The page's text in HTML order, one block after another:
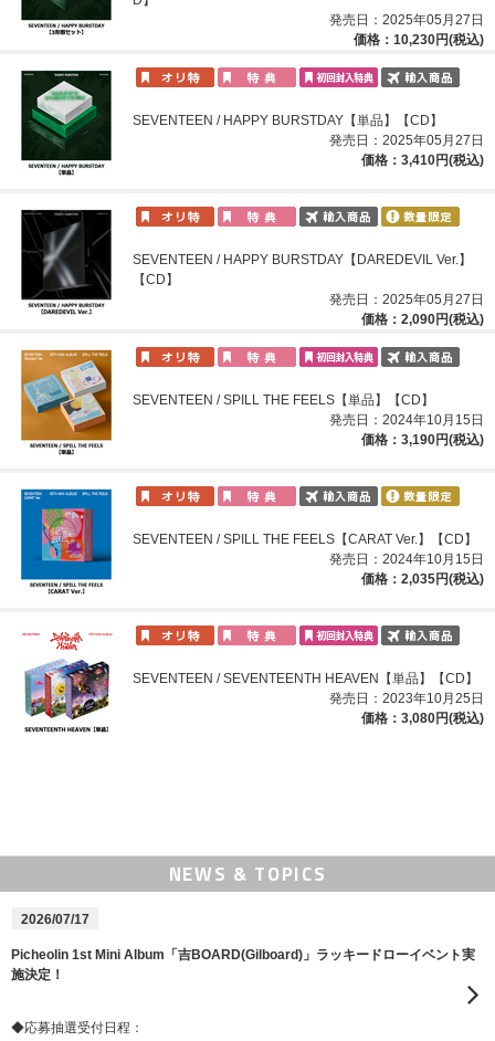
発売日：2025年05月27日
価格：10,230円(税込)
SEVENTEEN / HAPPY BURSTDAY【単品】【CD】
発売日：2025年05月27日
価格：3,410円(税込)
SEVENTEEN / HAPPY BURSTDAY【DAREDEVIL Ver.】
【CD】
発売日：2025年05月27日
価格：2,090円(税込)
SEVENTEEN / SPILL THE FEELS【単品】【CD】
発売日：2024年10月15日
価格：3,190円(税込)
SEVENTEEN / SPILL THE FEELS【CARAT Ver.】【CD】
発売日：2024年10月15日
価格：2,035円(税込)
SEVENTEEN / SEVENTEENTH HEAVEN【単品】【CD】
発売日：2023年10月25日
価格：3,080円(税込)
NEWS & TOPICS
2026/07/17
Picheolin 1st Mini Album「吉BOARD(Gilboard)」ラッキードローイベント実
施決定！
◆応募抽選受付日程：